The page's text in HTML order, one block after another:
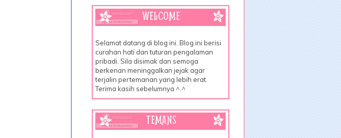
WELCOME
Selamat datang di blog ini. Blog ini berisi
curahan hati dan tuturan pengalaman
pribadi. Sila disimak dan semoga
berkenan meninggalkan jejak agar
terjalin pertemanan yang lebih erat.
Terima kasih sebelumnya ^.^
TEMANS